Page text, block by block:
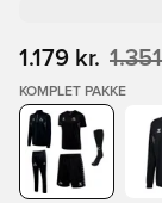
1.179 kr.
KOMPLET PAKKE